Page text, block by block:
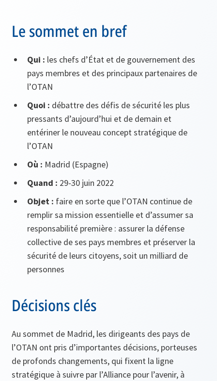
Le sommet en bref
Qui : les chefs d’État et de gouvernement des
pays membres et des principaux partenaires de
l’OTAN
Quoi : débattre des défis de sécurité les plus
pressants d’aujourd’hui et de demain et
entériner le nouveau concept stratégique de
l’OTAN
Où : Madrid (Espagne)
Quand : 29-30 juin 2022
Objet : faire en sorte que l’OTAN continue de
remplir sa mission essentielle et d’assumer sa
responsabilité première : assurer la défense
collective de ses pays membres et préserver la
sécurité de leurs citoyens, soit un milliard de
personnes
Décisions clés
Au sommet de Madrid, les dirigeants des pays de
l’OTAN ont pris d’importantes décisions, porteuses
de profonds changements, qui fixent la ligne
stratégique à suivre par l’Alliance pour l’avenir, à